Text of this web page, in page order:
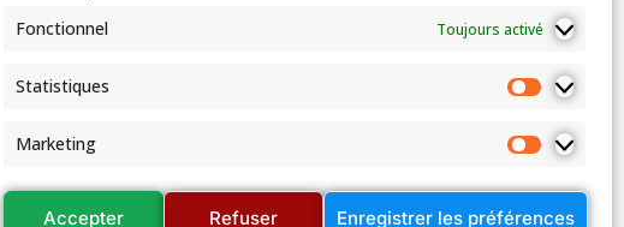
Fonctionnel Toujours activé
Statistiques
Marketing
Accepter Refuser Enregistrer les préférences